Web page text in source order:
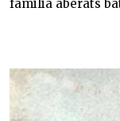
familia aberats